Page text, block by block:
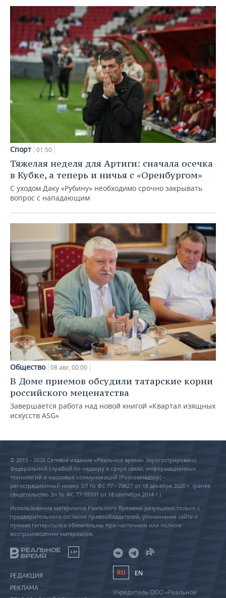
Спорт 01:50
Тяжелая неделя для Артиги: сначала осечка
в Кубке, а теперь и ничья с «Оренбургом»
С уходом Даку «Рубину» необходимо срочно закрывать
вопрос с нападающим
Общество 08 авг, 00:00
В Доме приемов обсудили татарские корни
российского меценатства
Завершается работа над новой книгой «Квартал изящных
искусств ASG»
© 2015 - 2026 Сетевое издание «Реальное время» Зарегистрировано
Федеральной службой по надзору в сфере связи, информационных
технологий и массовых коммуникаций (Роскомнадзор) –
регистрационный номер ЭЛ № ФС 77 - 79627 от 18 декабря 2020 г. (ранее
свидетельство Эл № ФС 77-59331 от 18 сентября 2014 г.)
Использование материалов Реального Времени разрешено только с
предварительного согласия правообладателей, упоминание сайта и
прямая гиперссылка обязательны при частичном или полном
воспроизведении материалов.
18+
РЕДАКЦИЯ
РЕКЛАМА
RU EN
Учредитель ООО «Реальное